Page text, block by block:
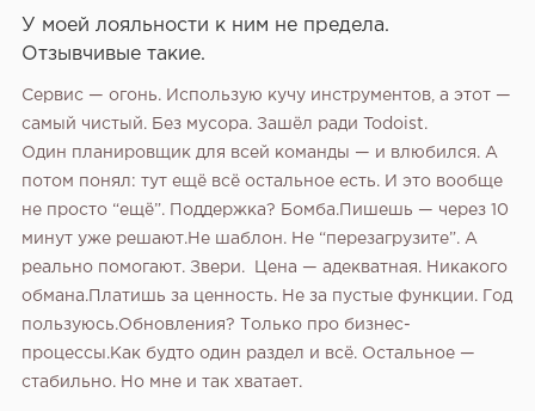
У моей лояльности к ним не предела.
Отзывчивые такие.
Сервис — огонь. Использую кучу инструментов, а этот —
самый чистый. Без мусора. Зашёл ради Todoist.
Один планировщик для всей команды — и влюбился. А
потом понял: тут ещё всё остальное есть. И это вообще
не просто “ещё”. Поддержка? Бомба.Пишешь — через 10
минут уже решают.Не шаблон. Не “перезагрузите”. А
реально помогают. Звери.
Цена — адекватная. Никакого
обмана.Платишь за ценность. Не за пустые функции. Год
пользуюсь.Обновления? Только про бизнес-
процессы.Как будто один раздел и всё. Остальное —
стабильно. Но мне и так хватает.